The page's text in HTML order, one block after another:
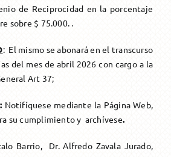
de Reciprocidad en la porcentaje
sobre $ 75.000. .
: El mismo se abonará en el transcurso
del mes de abril 2026 con cargo a la
Art 37;
: Notifíquese mediante la Página Web,
su cumplimiento y archívese.
Barrio,
Dr. Alfredo Zavala Jurado,